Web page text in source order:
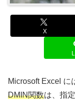
X
Microsoft Excel に
DMIN関数は、指